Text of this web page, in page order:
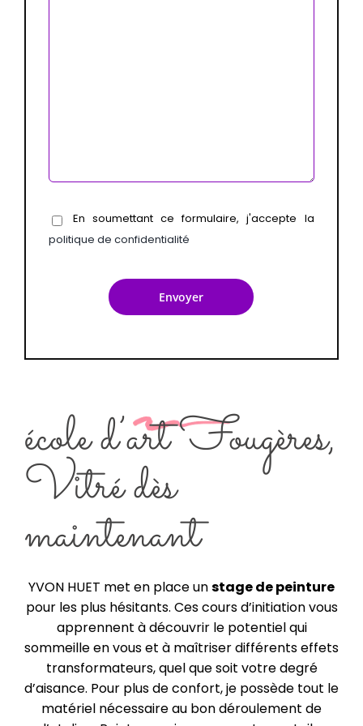
En soumettant ce formulaire, j'accepte la
politique de confidentialité
école d’art Fougères,
Vitré dès
maintenant
YVON HUET met en place unstage de peinture
pour les plus hésitants. Ces cours d’initiation vous
apprennent à découvrir le potentiel qui
sommeille en vous et à maîtriser différents effets
transformateurs, quel que soit votre degré
d’aisance. Pour plus de confort, je possède tout le
matériel nécessaire au bon déroulement de